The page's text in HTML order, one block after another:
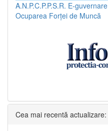
A.N.P.C.P.P.S.R. E-guvernare
Ocuparea Forței de Muncă
Cea mai recentă actualizare: